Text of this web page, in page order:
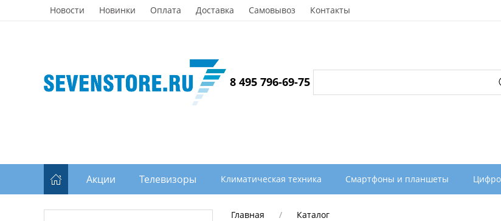
Новости Новинки Оплата Доставка Самовывоз Контакты
8 495 796-69-75
Акции Телевизоры Климатическая техника Смартфоны и планшеты
Главная Каталог